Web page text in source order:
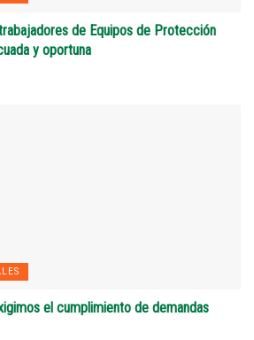
de Equipos de Protección
y oportuna
el cumplimiento de demandas